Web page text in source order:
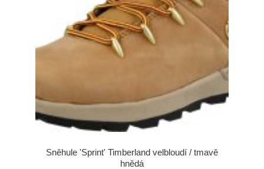
Sněhule 'Sprint' Timberland velbloudí / tmavě
hnědá